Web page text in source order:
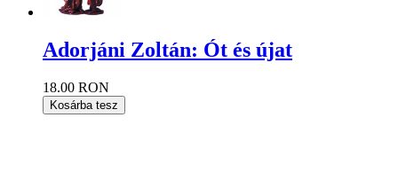
Adorjáni Zoltán: Ót és újat
18.00 RON
Kosárba tesz